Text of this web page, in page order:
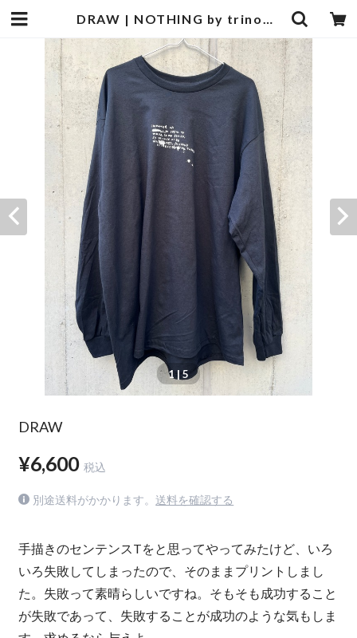
DRAW | NOTHING by trinograph.
1| 5
DRAW
¥6,600 税込
別途送料がかかります。 送料を確認する
手描きのセンテンスTをと思ってやってみたけど、いろ
いろ失敗してしまったので、そのままプリントしまし
た。失敗って素晴らしいですね。そもそも成功すること
が失敗であって、失敗することが成功のような気もしま